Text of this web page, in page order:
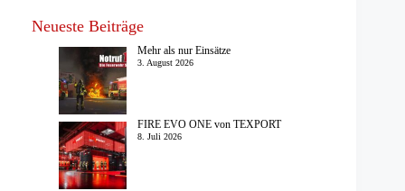
Neueste Beiträge
Mehr als nur Einsätze
3. August 2026
FIRE EVO ONE von TEXPORT
8. Juli 2026